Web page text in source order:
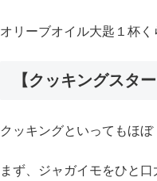
オリーブオイル大匙１杯く
【クッキングスター
クッキングといってもほぼ
まず、ジャガイモをひと